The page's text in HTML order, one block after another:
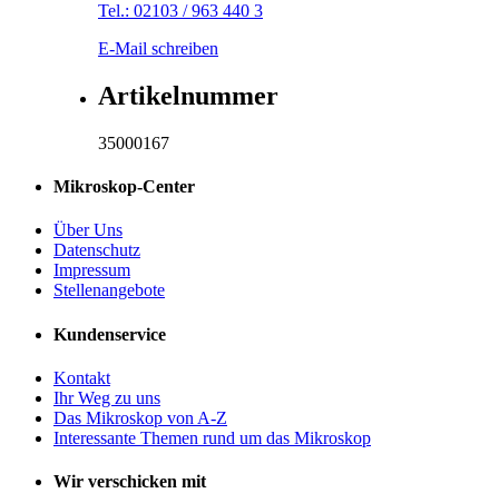
Tel.: 02103 / 963 440 3
E-Mail schreiben
Artikelnummer
35000167
Mikroskop-Center
Über Uns
Datenschutz
Impressum
Stellenangebote
Kundenservice
Kontakt
Ihr Weg zu uns
Das Mikroskop von A-Z
Interessante Themen rund um das Mikroskop
Wir verschicken mit